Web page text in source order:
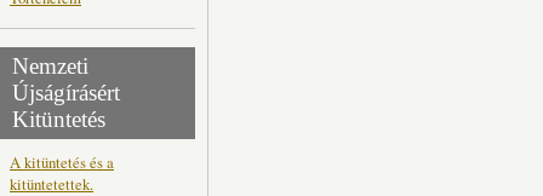
Nemzeti
Újságírásért
Kitüntetés
A kitüntetés és a
kitüntetettek.